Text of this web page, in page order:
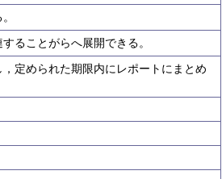
ることがらへ展開できる。
定められた期限内にレポートにまとめ